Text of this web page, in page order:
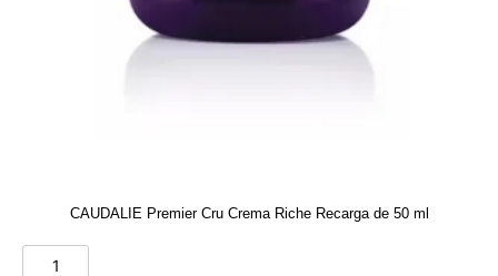
CAUDALIE Premier Cru Crema Riche Recarga de 50 ml